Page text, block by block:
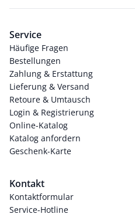
Service
Häufige Fragen
Bestellungen
Zahlung & Erstattung
Lieferung & Versand
Retoure & Umtausch
Login & Registrierung
Online-Katalog
Katalog anfordern
Geschenk-Karte
Kontakt
Kontaktformular
Service-Hotline